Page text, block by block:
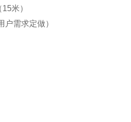
米）
需求定做）